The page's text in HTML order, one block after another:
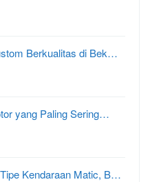
Berkualitas di Bek…
yang Paling Sering…
Kendaraan Matic, B…